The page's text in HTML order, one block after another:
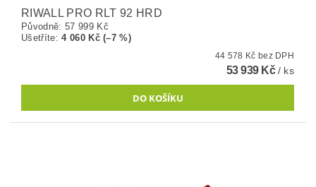
RIWALL PRO RLT 92 HRD
Původně: 57 999 Kč
Ušetříte:4 060 Kč (–7 %)
44 578 Kč bez DPH
53 939 Kč/ ks